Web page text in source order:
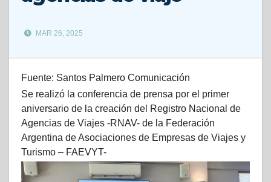
MAR 26, 2025
Fuente: Santos Palmero Comunicación
Se realizó la conferencia de prensa por el primer
aniversario de la creación del Registro Nacional de
Agencias de Viajes -RNAV- de la Federación
Argentina de Asociaciones de Empresas de Viajes y
Turismo – FAEVYT-